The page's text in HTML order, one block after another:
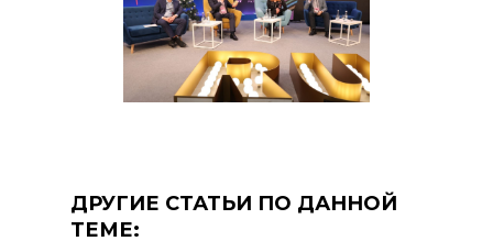
ДРУГИЕ СТАТЬИ ПО ДАННОЙ
ТЕМЕ: